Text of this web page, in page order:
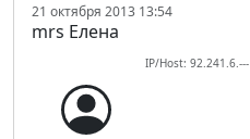
21 октября 2013 13:54
mrs Елена
IP/Host: 92.241.6.---